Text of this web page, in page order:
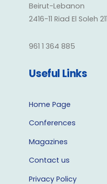
Beirut-Lebanon
2416-11 Riad El Soleh
961 1 364 885
Useful Links
Home Page
Conferences
Magazines
Contact us
Privacy Policy